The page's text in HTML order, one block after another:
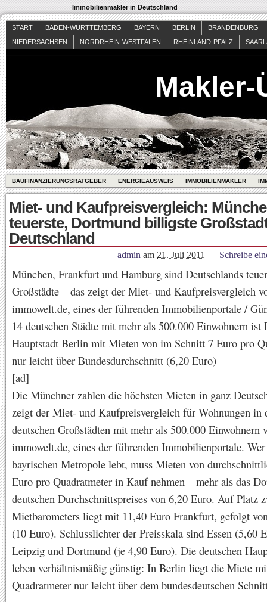
Immobilienmakler in Deutschland
START BADEN-WÜRTTEMBERG BAYERN BERLIN
BRANDENBURG
NIEDERSACHSEN
NORDRHEIN-WESTFALEN RHEINLAND-PFALZ
Makler-
BAUFINANZIERUNGSRATGEBER ENERGIEAUSWEIS IMMOBILIENMAKLER
Miet- und Kaufpreisvergleich:
teuerste, Dortmund billigste
Deutschland
admin am 21. Juli 2011 — Schreibe
München, Frankfurt und Hamburg sind Deutschlands
Großstädte – das zeigt der Miet- und Kaufpreisvergleich
immowelt.de, eines der führenden Immobilienportale /
14 deutschen Städte mit mehr als 500.000 Einwohnern ist
Hauptstadt Berlin mit Mieten von im Schnitt 7 Euro pro
nur leicht über Bundesdurchschnitt (6,20 Euro)
[ad]
Die Münchner zahlen die höchsten Mieten in ganz
zeigt der Miet- und Kaufpreisvergleich für Wohnungen in
deutschen Großstädten mit mehr als 500.000 Einwohnern
immowelt.de, eines der führenden Immobilienportale.
bayrischen Metropole lebt, muss Mieten von
Euro pro Quadratmeter in Kauf nehmen – mehr als das
deutschen Durchschnittspreises von 6,20 Euro. Auf Platz
Mietbarometers liegt mit 11,40 Euro Frankfurt, gefolgt
(10 Euro). Schlusslichter der Preisskala sind Essen (5,60
Leipzig und Dortmund (je 4,90 Euro). Die deutschen
leben verhältnismäßig günstig: In Berlin liegt die Miete
Quadratmeter nur leicht über dem bundesdeutschen